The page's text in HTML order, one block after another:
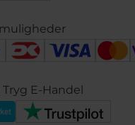
E-Handel